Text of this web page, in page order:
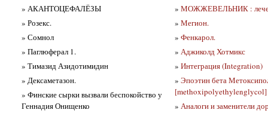
» АКАНТОЦЕФАЛЁЗЫ
» Розекс.
» Сомнол
» Паглюферал 1.
» Тимазид Азидотимидин
» Дексаметазон.
» Финские сырки вызвали беспокойство у
Геннадия Онищенко
» МОЖЖЕВЕЛЬНИК :
» Мегион.
» Фенкарол.
» Аджиколд Хотмикс
» Интеграция (Integration)
» Эпоэтин бета
[methoxipolyethylenglycol]
» Аналоги и заменители